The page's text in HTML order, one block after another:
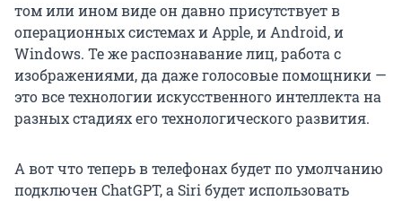
том или ином виде он давно присутствует в
операционных системах и Apple, и Android, и
Windows. Те же распознавание лиц, работа с
изображениями, да даже голосовые помощники —
это все технологии искусственного интеллекта на
разных стадиях его технологического развития.
А вот что теперь в телефонах будет по умолчанию
подключен ChatGPT, а Siri будет использовать